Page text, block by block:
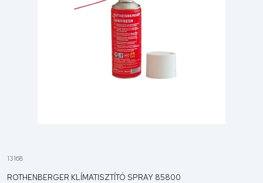
13168
ROTHENBERGER KLÍMATISZTÍTÓ SPRAY 85800